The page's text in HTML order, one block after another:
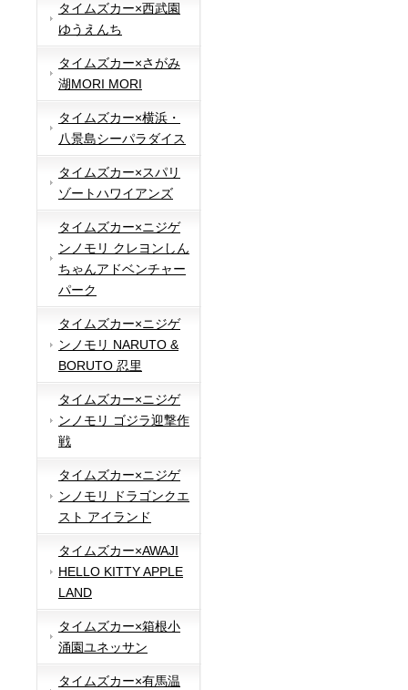
タイムズカー×西武園
ゆうえんち
タイムズカー×さがみ
湖MORI MORI
タイムズカー×横浜・
八景島シーパラダイス
タイムズカー×スパリ
ゾートハワイアンズ
タイムズカー×ニジゲ
ンノモリ クレヨンしん
ちゃんアドベンチャー
パーク
タイムズカー×ニジゲ
ンノモリ NARUTO &
BORUTO 忍里
タイムズカー×ニジゲ
ンノモリ ゴジラ迎撃作
戦
タイムズカー×ニジゲ
ンノモリ ドラゴンクエ
スト アイランド
タイムズカー×AWAJI
HELLO KITTY APPLE
LAND
タイムズカー×箱根小
涌園ユネッサン
タイムズカー×有馬温